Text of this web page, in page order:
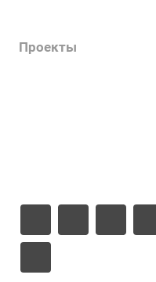
Проекты